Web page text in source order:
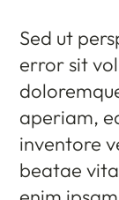
Sed ut
error sit
aperiam,
inventore
beatae